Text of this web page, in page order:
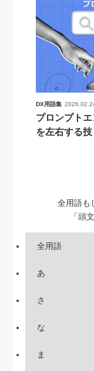
DX用語集
プロンプト
を左右する技
全用語も
「頭
全用語
あ
さ
な
ま